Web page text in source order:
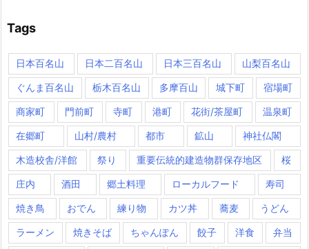
Tags
日本百名山 日本二百名山 日本三百名山 山梨百名山
ぐんま百名山 栃木百名山 多摩百山 城下町 宿場町
商家町 門前町 寺町 港町 花街/茶屋町 温泉町
在郷町 山村/農村 都市 鉱山 神社仏閣
木造校舎/洋館 祭り 重要伝統的建造物群保存地区 桜
庄内 酒田 郷土料理 ローカルフード 寿司
焼き鳥 おでん 練り物 カツ丼 蕎麦 うどん
ラーメン 焼きそば ちゃんぽん 餃子 洋食 弁当